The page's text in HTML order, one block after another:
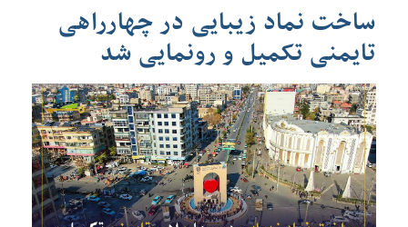
ساخت نماد زیبایی در چهارراهی
تایمنی تکمیل و رونمایی شد